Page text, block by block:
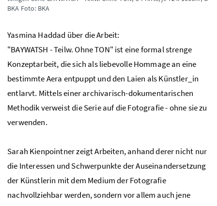
BKA Foto: BKA
Yasmina Haddad über die Arbeit:
"BAYWATSH - Teilw. Ohne TON" ist eine formal strenge
Konzeptarbeit, die sich als liebevolle Hommage an eine
bestimmte Aera entpuppt und den Laien als Künstler_in
entlarvt. Mittels einer archivarisch-dokumentarischen
Methodik verweist die Serie auf die Fotografie - ohne sie zu
verwenden.
Sarah Kienpointner zeigt Arbeiten, anhand derer nicht nur
die Interessen und Schwerpunkte der Auseinandersetzung
der Künstlerin mit dem Medium der Fotografie
nachvollziehbar werden, sondern vor allem auch jene